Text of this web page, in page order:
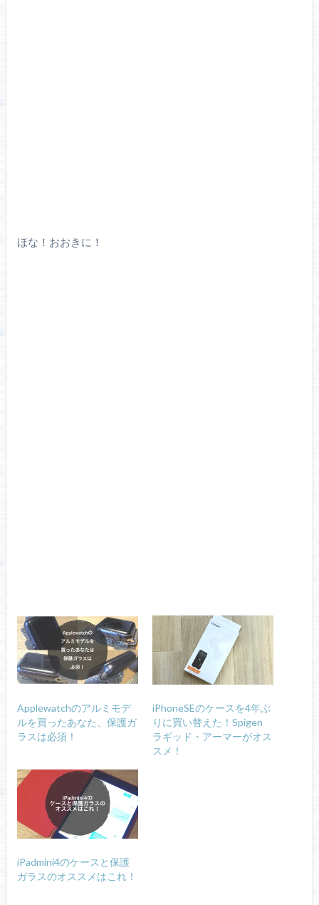
ほな！おおきに！
Applewatchのアルミモデ
ルを買ったあなた、保護ガ
ラスは必須！
iPhoneSEのケースを4年ぶ
りに買い替えた！Spigen
ラギッド・アーマーがオス
スメ！
iPadmini4のケースと保護
ガラスのオススメはこれ！